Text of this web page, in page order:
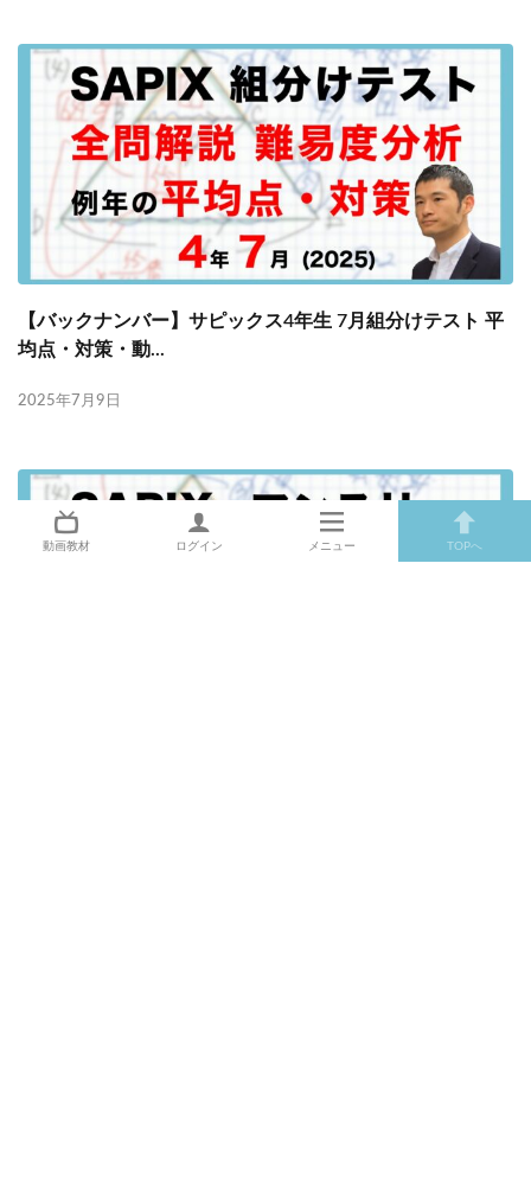
【バックナンバー】サピックス4年生 7月組分けテスト 平
均点・対策・動...
2025年7月9日
動画教材 ログイン メニュー TOPへ